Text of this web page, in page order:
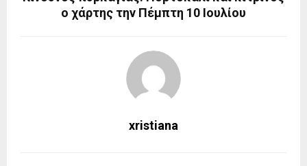
ο χάρτης την Πέμπτη 10 Ιουλίου
xristiana